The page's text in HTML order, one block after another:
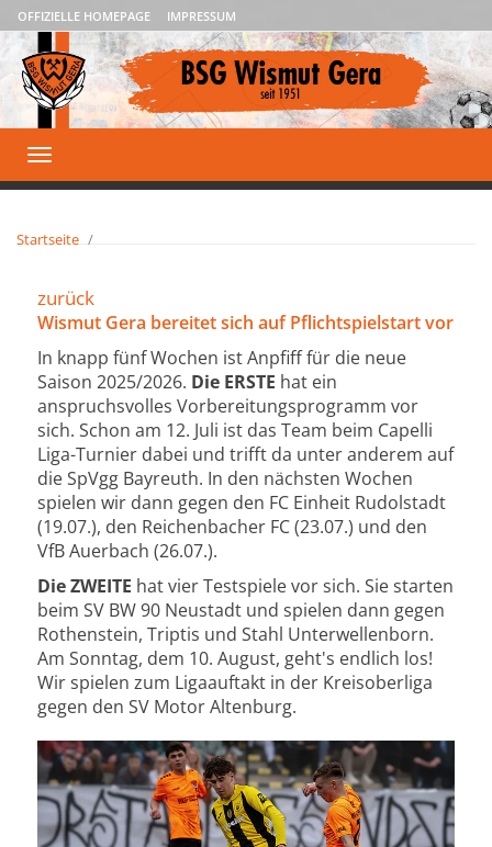
OFFIZIELLE HOMEPAGE IMPRESSUM
Toggle
navigation
Startseite
zurück
Wismut Gera bereitet sich auf Pflichtspielstart vor
In knapp fünf Wochen ist Anpfiff für die neue
Saison 2025/2026. Die ERSTE hat ein
anspruchsvolles Vorbereitungsprogramm vor
sich. Schon am 12. Juli ist das Team beim Capelli
Liga-Turnier dabei und trifft da unter anderem auf
die SpVgg Bayreuth. In den nächsten Wochen
spielen wir dann gegen den FC Einheit Rudolstadt
(19.07.), den Reichenbacher FC (23.07.) und den
VfB Auerbach (26.07.).
Die ZWEITE hat vier Testspiele vor sich. Sie starten
beim SV BW 90 Neustadt und spielen dann gegen
Rothenstein, Triptis und Stahl Unterwellenborn.
Am Sonntag, dem 10. August, geht's endlich los!
Wir spielen zum Ligaauftakt in der Kreisoberliga
gegen den SV Motor Altenburg.